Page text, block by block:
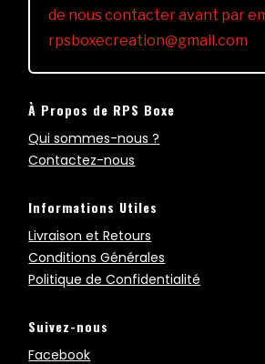
de nous contacter avant par
rpsboxecreation@gmail.com
À Propos de RPS Boxe
Qui sommes-nous ?
Contactez-nous
Informations Utiles
Livraison et Retours
Conditions Générales
Politique de Confidentialité
Suivez-nous
Facebook